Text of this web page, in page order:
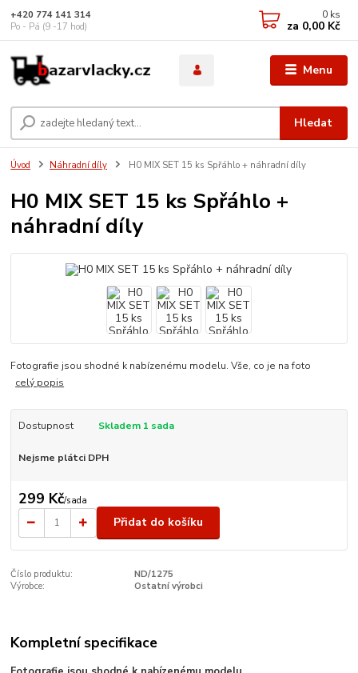
Menu
Hledat
+420 774 141 314
Po - Pá (9 -17 hod)
0 ks
za 0,00 Kč
Úvod Náhradní díly H0 MIX SET 15 ks Spřáhlo + náhradní díly
H0 MIX SET 15 ks Spřáhlo +
náhradní díly
Fotografie jsou shodné k nabízenému modelu. Vše, co je na foto
celý popis
Dostupnost Skladem 1 sada
Nejsme plátci DPH
299 Kč/sada
Přidat do košíku
Číslo produktu:
ND/1275
Výrobce:
Ostatní výrobci
Kompletní specifikace